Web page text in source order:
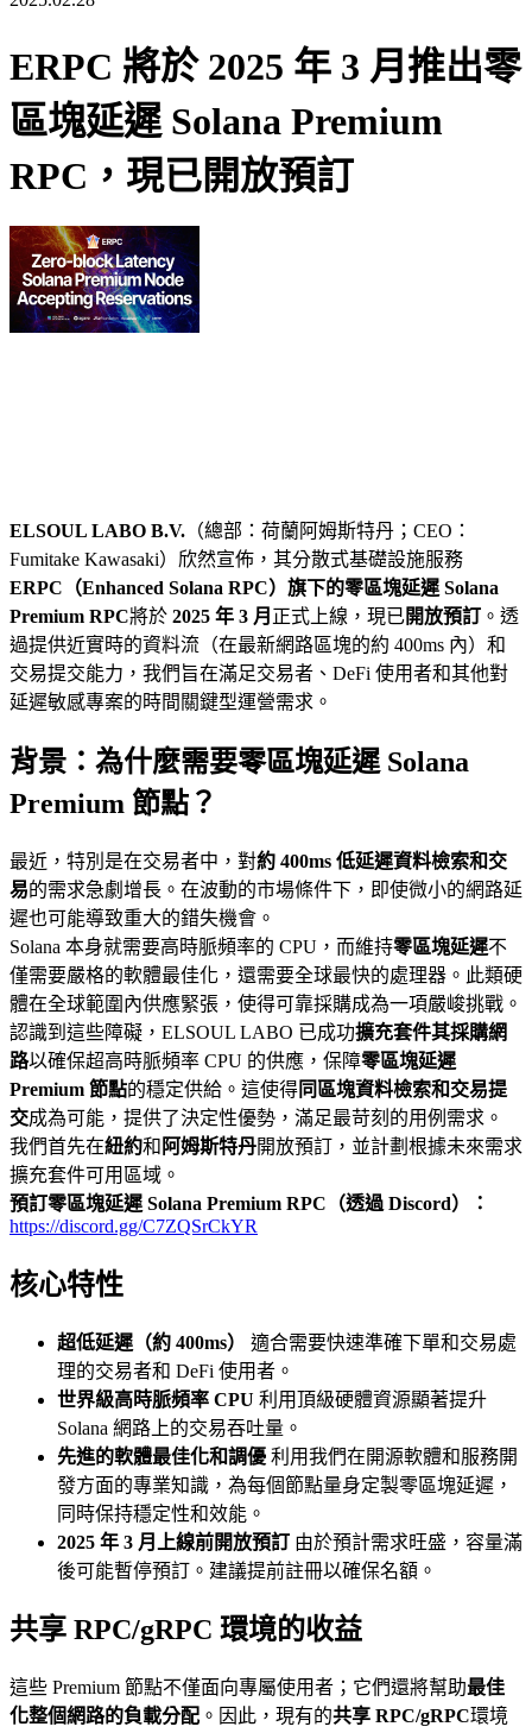
ERPC 將於 2025 年 3 月推出零
區塊延遲 Solana Premium
RPC，現已開放預訂
ELSOUL LABO B.V. （總部：荷蘭阿姆斯特丹；CEO：
Fumitake Kawasaki）欣然宣佈，其分散式基礎設施服務
ERPC（Enhanced Solana RPC） 旗下的零區塊延遲 Solana
Premium RPC將於 2025 年 3 月 正式上線，現已開放預訂 。透
過提供近實時的資料流（在最新網路區塊的約 400ms 內）和
交易提交能力，我們旨在滿足交易者、DeFi 使用者和其他對
延遲敏感專案的時間關鍵型運營需求。
背景：為什麼需要零區塊延遲 Solana
Premium 節點？
最近，特別是在交易者中，對約 400ms 低延遲資料檢索和交
易的需求急劇增長。在波動的市場條件下，即使微小的網路延
遲也可能導致重大的錯失機會。
Solana 本身就需要高時脈頻率的 CPU，而維持零區塊延遲不
僅需要嚴格的軟體最佳化，還需要全球最快的處理器。此類硬
體在全球範圍內供應緊張，使得可靠採購成為一項嚴峻挑戰。
認識到這些障礙，ELSOUL LABO 已成功擴充套件其採購網
路以確保超高時脈頻率 CPU 的供應，保障零區塊延遲
Premium 節點的穩定供給。這使得同區塊資料檢索和交易提
交成為可能，提供了決定性優勢，滿足最苛刻的用例需求。
我們首先在紐約和 阿姆斯特丹開放預訂，並計劃根據未來需求
擴充套件可用區域。
預訂零區塊延遲 Solana Premium RPC（透過 Discord）：
https://discord.gg/C7ZQSrCkYR
核心特性
超低延遲（約 400ms）
適合需要快速準確下單和交易處
理的交易者和 DeFi 使用者。
世界級高時脈頻率 CPU 利用頂級硬體資源顯著提升
Solana 網路上的交易吞吐量。
先進的軟體最佳化和調優 利用我們在開源軟體和服務開
發方面的專業知識，為每個節點量身定製零區塊延遲，
同時保持穩定性和效能。
2025 年 3 月上線前開放預訂 由於預計需求旺盛，容量滿
後可能暫停預訂。建議提前註冊以確保名額。
共享 RPC/gRPC 環境的收益
這些 Premium 節點不僅面向專屬使用者；它們還將幫助最佳
化整個網路的負載分配 。因此，現有的共享 RPC/gRPC環境